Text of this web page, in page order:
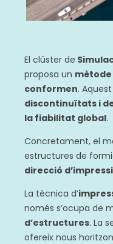
El clúster de
proposa un mètode
conformen.
discontinuïtats i
la fiabilitat global.
Concretament, el
estructures de
direcció
La tècnica d’
només s’ocupa de
d’estructures. La
ofereix nous